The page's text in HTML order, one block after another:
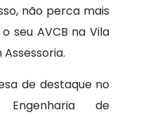
não perca mais
seu AVCB na Vila
de destaque no
de